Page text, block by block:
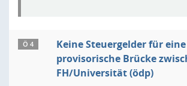
Ö 4
Keine Steuergelder für eine
provisorische Brücke
FH/Universität (ödp)